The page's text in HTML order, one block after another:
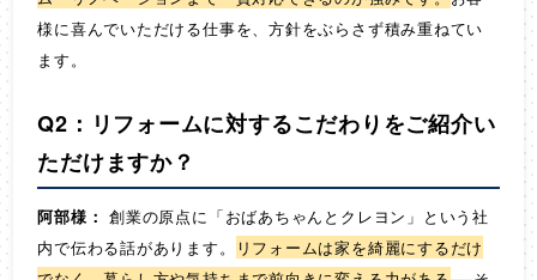
様に喜んでいただける仕事を、方針をぶらさず積み重ねてい
ます。
Q2：リフォームに対するこだわりをご紹介い
ただけますか？
阿部様： 創業の原点に「おばあちゃんとクレヨン」という社
内で伝わる話があります。
リフォームは家を綺麗にするだけ